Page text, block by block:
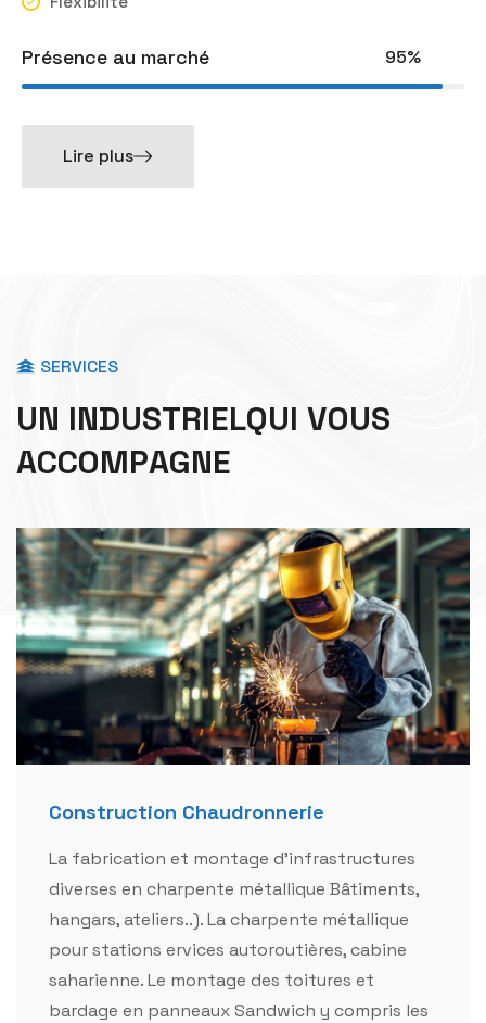
Présence au marché 95%
Lire plus
SERVICES
UN INDUSTRIELQUI VOUS
ACCOMPAGNE
Construction Chaudronnerie
La fabrication et montage d'infrastructures
diverses en charpente métallique Bâtiments,
hangars, ateliers..). La charpente métallique
pour stations ervices autoroutières, cabine
saharienne. Le montage des toitures et
bardage en panneaux Sandwich y compris les